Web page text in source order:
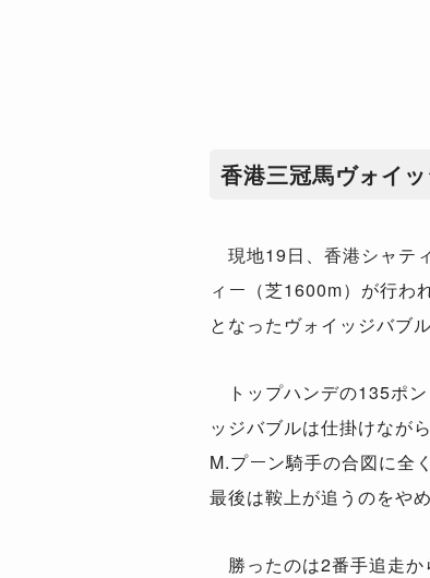
香港三冠馬ヴォイ
現地19日、香港シャテ
ィー（芝1600m）が行わ
となったヴォイッジバブ
トップハンデの135ポ
ッジバブルは仕掛けなが
M.プーン騎手の合図に全
最後は鞍上が追うのをや
勝ったのは2番手追走か